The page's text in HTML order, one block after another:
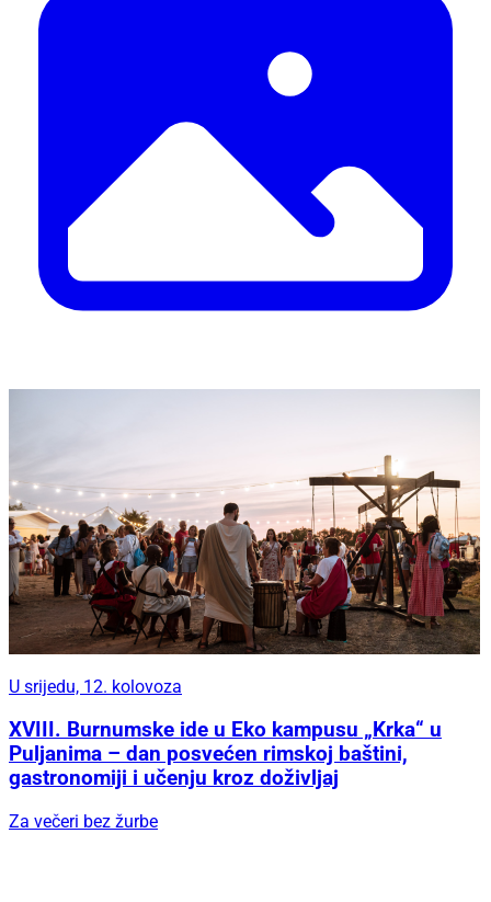
U srijedu, 12. kolovoza
XVIII. Burnumske ide u Eko kampusu „Krka“ u
Puljanima – dan posvećen rimskoj baštini,
gastronomiji i učenju kroz doživljaj
Za večeri bez žurbe